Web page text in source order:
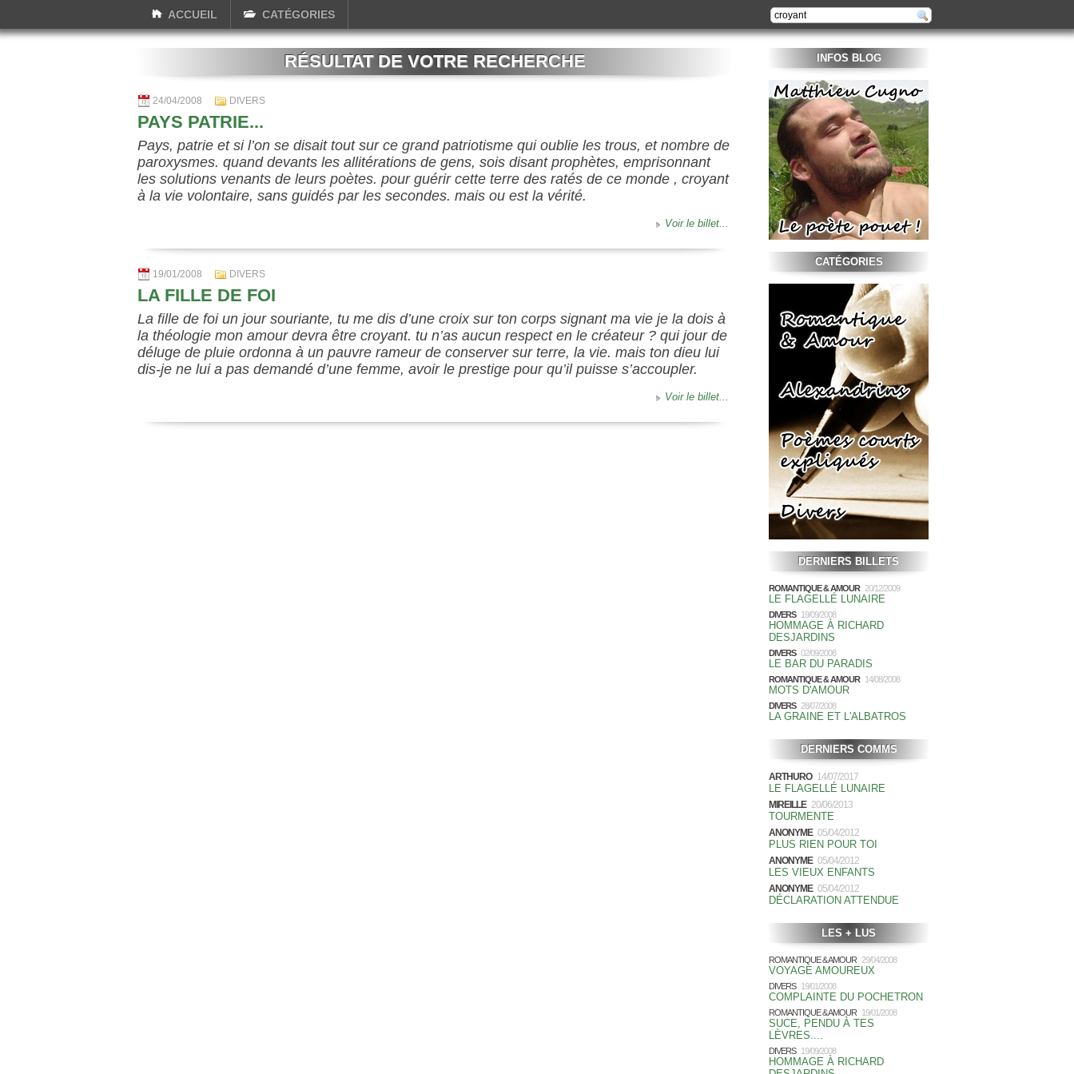
ACCUEIL CATÉGORIES
RÉSULTAT DE VOTRE RECHERCHE
24/04/2008 DIVERS
PAYS PATRIE...
Pays, patrie et si l’on se disait tout sur ce grand patriotisme qui oublie les trous, et nombre de
paroxysmes. quand devants les allitérations de gens, sois disant prophètes, emprisonnant
les solutions venants de leurs poètes. pour guérir cette terre des ratés de ce monde , croyant
à la vie volontaire, sans guidés par les secondes. mais ou est la vérité.
Voir le billet...
19/01/2008 DIVERS
LA FILLE DE FOI
La fille de foi un jour souriante, tu me dis d’une croix sur ton corps signant ma vie je la dois à
la théologie mon amour devra être croyant. tu n’as aucun respect en le créateur ? qui jour de
déluge de pluie ordonna à un pauvre rameur de conserver sur terre, la vie. mais ton dieu lui
dis-je ne lui a pas demandé d’une femme, avoir le prestige pour qu’il puisse s’accoupler.
Voir le billet...
INFOS BLOG
CATÉGORIES
DERNIERS BILLETS
ROMANTIQUE & AMOUR20/12/2009
LE FLAGELLÉ LUNAIRE
DIVERS19/09/2008
HOMMAGE À RICHARD
DESJARDINS
DIVERS02/09/2008
LE BAR DU PARADIS
ROMANTIQUE & AMOUR14/08/2008
MOTS D'AMOUR
DIVERS28/07/2008
LA GRAINE ET L'ALBATROS
DERNIERS COMMS
ARTHURO 14/07/2017
LE FLAGELLÉ LUNAIRE
MIREILLE 20/06/2013
TOURMENTE
ANONYME 05/04/2012
PLUS RIEN POUR TOI
ANONYME 05/04/2012
LES VIEUX ENFANTS
ANONYME 05/04/2012
DÉCLARATION ATTENDUE
LES + LUS
ROMANTIQUE & AMOUR 29/04/2008
VOYAGE AMOUREUX
DIVERS19/01/2008
COMPLAINTE DU POCHETRON
ROMANTIQUE & AMOUR 19/01/2008
SUCE, PENDU À TES
LÈVRES....
DIVERS19/09/2008
HOMMAGE À RICHARD